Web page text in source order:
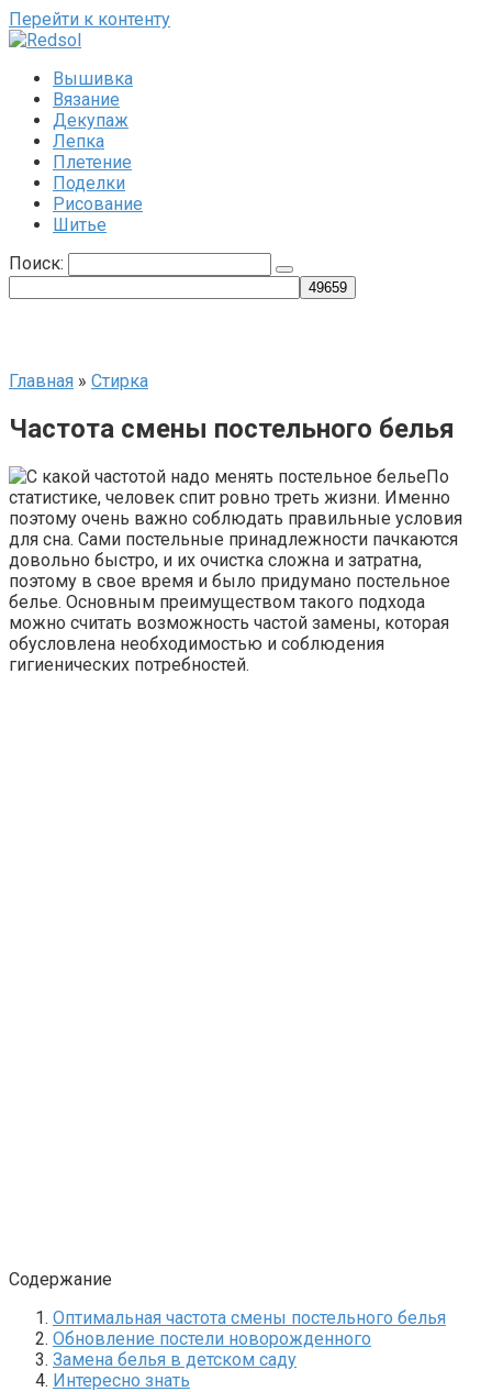
Перейти к контенту
Вышивка
Вязание
Декупаж
Лепка
Плетение
Поделки
Рисование
Шитье
Поиск:
Главная » Стирка
Частота смены постельного белья
По
статистике, человек спит ровно треть жизни. Именно
поэтому очень важно соблюдать правильные условия
для сна. Сами постельные принадлежности пачкаются
довольно быстро, и их очистка сложна и затратна,
поэтому в свое время и было придумано постельное
белье. Основным преимуществом такого подхода
можно считать возможность частой замены, которая
обусловлена необходимостью и соблюдения
гигиенических потребностей.
Содержание
Оптимальная частота смены постельного белья
Обновление постели новорожденного
Замена белья в детском саду
Интересно знать